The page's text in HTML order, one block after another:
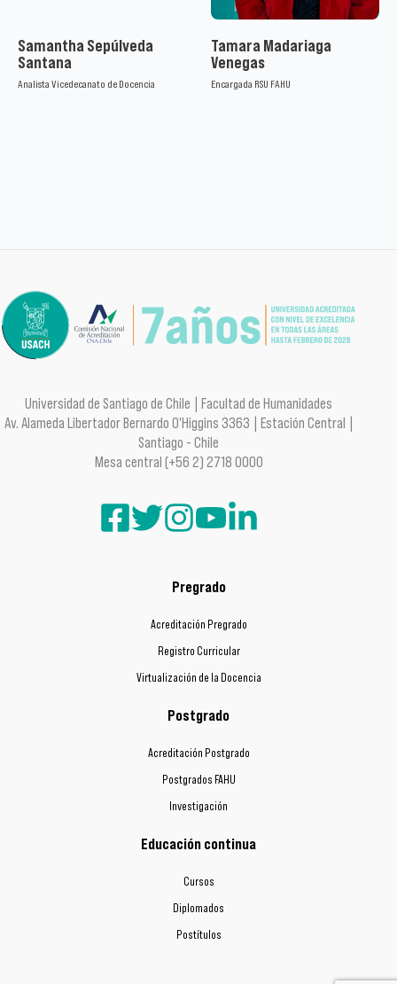
Samantha Sepúlveda
Santana
Analista Vicedecanato de Docencia
Tamara Madariaga
Venegas
Encargada RSU FAHU
Universidad de Santiago de Chile | Facultad de Humanidades
Av. Alameda Libertador Bernardo O'Higgins 3363 | Estación Central |
Santiago - Chile
Mesa central (+56 2) 2718 0000
Pregrado
Acreditación Pregrado
Registro Curricular
Virtualización de la Docencia
Postgrado
Acreditación Postgrado
Postgrados FAHU
Investigación
Educación continua
Cursos
Diplomados
Postítulos